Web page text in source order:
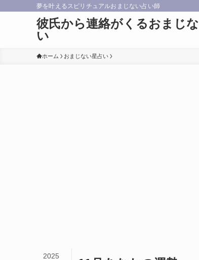
夢を叶えるスピリチュアルおまじない占い師
彼氏から連絡がくるおまじな
い
ホーム おまじない星占い
2025